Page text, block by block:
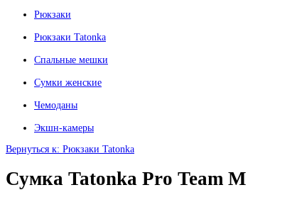
Рюкзаки
Рюкзаки Tatonka
Спальные мешки
Сумки женские
Чемоданы
Экшн-камеры
Вернуться к: Рюкзаки Tatonka
Сумка Tatonka Pro Team M